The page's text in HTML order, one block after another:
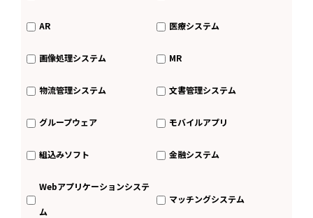
AR 医療システム
画像処理システム MR
物流管理システム 文書管理システム
グループウェア モバイルアプリ
組込みソフト 金融システム
Webアプリケーションシステ
ム
マッチングシステム